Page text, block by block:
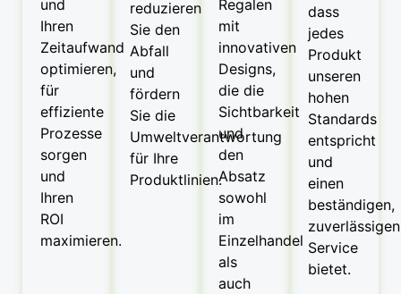
und
Ihren
Zeitaufwand
optimieren,
für
effiziente
Prozesse
sorgen
und
Ihren
ROI
maximieren.
reduzieren
Sie den
Abfall
und
fördern
Sie die
Umweltverantwortung
für Ihre
Produktlinien.
Regalen
mit
innovativen
Designs,
die die
Sichtbarkeit
und
den
Absatz
sowohl
im
Einzelhandel
als
auch
dass
jedes
Produkt
unseren
hohen
Standards
entspricht
und
einen
beständigen,
zuverlässigen
Service
bietet.